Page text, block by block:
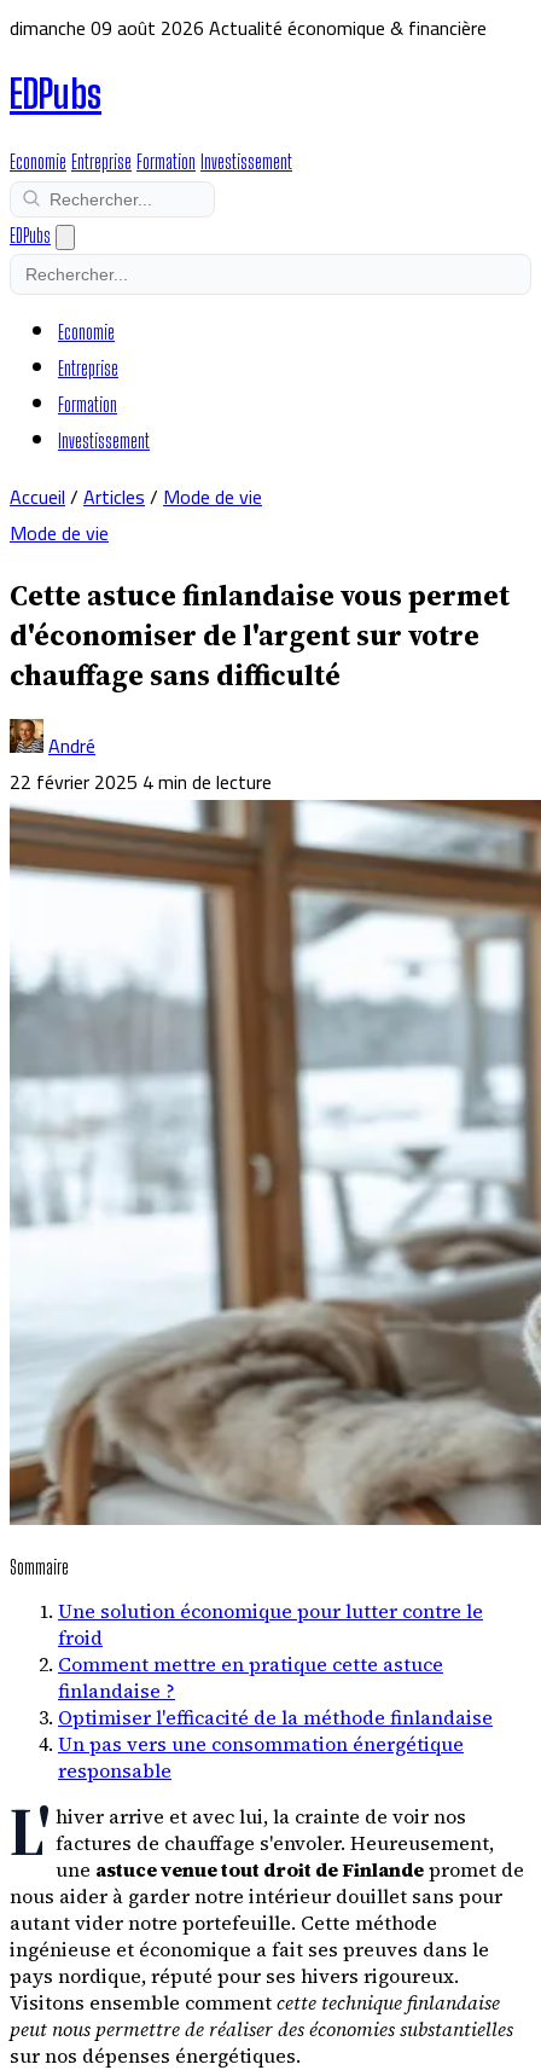
dimanche 09 août 2026Actualité économique & financière
EDPubs
Economie Entreprise Formation Investissement
EDPubs
Economie
Entreprise
Formation
Investissement
Accueil/Articles/Mode de vie
Mode de vie
Cette astuce finlandaise vous permet
d'économiser de l'argent sur votre
chauffage sans difficulté
André
22 février 2025 4 min de lecture
Sommaire
Une solution économique pour lutter contre le
froid
Comment mettre en pratique cette astuce
finlandaise ?
Optimiser l'efficacité de la méthode finlandaise
Un pas vers une consommation énergétique
responsable
L' hiver arrive et avec lui, la crainte de voir nos
factures de chauffage s'envoler. Heureusement,
une astuce venue tout droit de Finlandepromet de
nous aider à garder notre intérieur douillet sans pour
autant vider notre portefeuille. Cette méthode
ingénieuse et économique a fait ses preuves dans le
pays nordique, réputé pour ses hivers rigoureux.
Visitons ensemble commentcette technique finlandaise
peut nous permettre de réaliser des économies substantielles
sur nos dépenses énergétiques.